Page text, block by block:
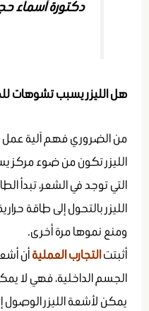
دكتورة أسماء
هل الليزر يسبب تشوهات
من الضروري فهم آلية عمل
الليزر تكون من ضوء
التي توجد في الشعر، تبدأ
الليزر بالتحول إلى طاقة
ومنع نموها مرة أخرى.
أثبتتالتجارب العمليةأن
الجسم الداخلية، فهي لا
يمكن لأشعة الليزر الوصول